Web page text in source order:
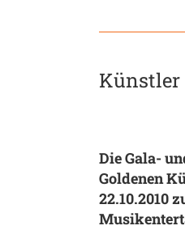
Künstler
Die Gala-
Goldenen
22.10.2010